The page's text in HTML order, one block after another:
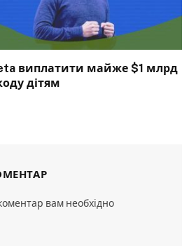
виплатити майже $1 млрд
дітям
вам необхідно